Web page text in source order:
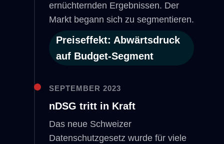
ernüchternden Ergebnissen. Der
Markt begann sich zu segmentieren.
Preiseffekt: Abwärtsdruck
auf Budget-Segment
SEPTEMBER 2023
nDSG tritt in Kraft
Das neue Schweizer
Datenschutzgesetz wurde für viele